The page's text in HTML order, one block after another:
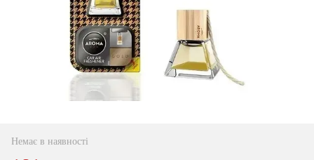
Немає в наявності